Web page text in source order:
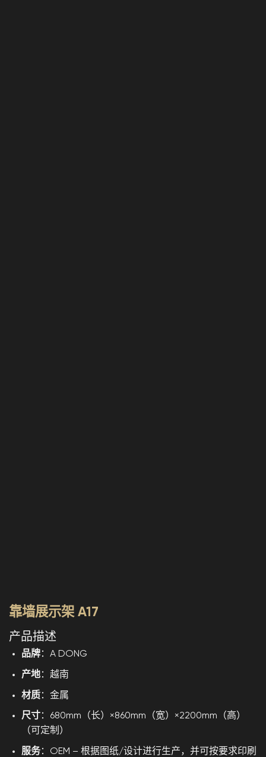
靠墙展示架 A17
产品描述
品牌：A DONG
产地：越南
材质：金属
尺寸：680mm（长）×860mm（宽）×2200mm（高）
（可定制）
服务：OEM – 根据图纸/设计进行生产，并可按要求印刷